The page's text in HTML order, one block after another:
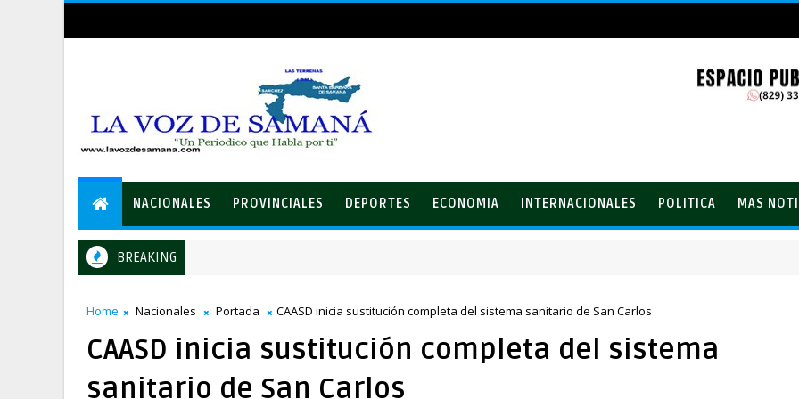
NACIONALES PROVINCIALES DEPORTES ECONOMIA INTERNACIONALES POLITICA MAS
BREAKING
Home Nacionales Portada CAASD inicia sustitución completa del sistema sanitario de San Carlos
CAASD inicia sustitución completa del sistema
sanitario de San Carlos